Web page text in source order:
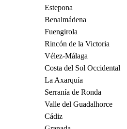
Estepona
Benalmádena
Fuengirola
Rincón de la Victoria
Vélez-Málaga
Costa del Sol Occidental
La Axarquía
Serranía de Ronda
Valle del Guadalhorce
Cádiz